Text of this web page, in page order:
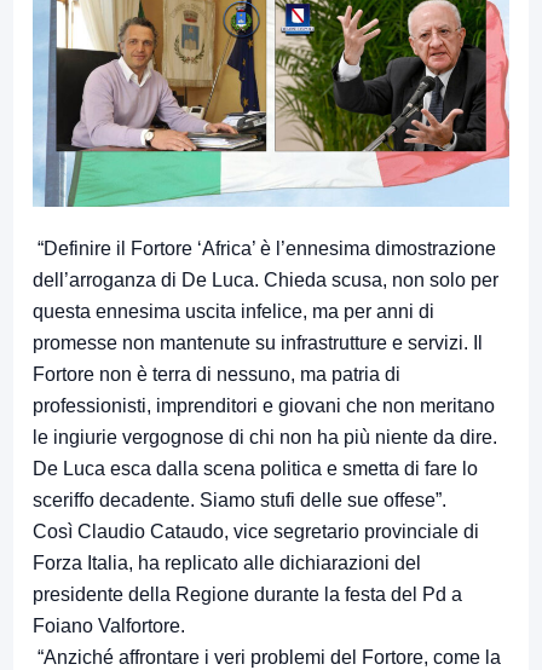
“Definire il Fortore ‘Africa’ è l’ennesima dimostrazione
dell’arroganza di De Luca. Chieda scusa, non solo per
questa ennesima uscita infelice, ma per anni di
promesse non mantenute su infrastrutture e servizi. Il
Fortore non è terra di nessuno, ma patria di
professionisti, imprenditori e giovani che non meritano
le ingiurie vergognose di chi non ha più niente da dire.
De Luca esca dalla scena politica e smetta di fare lo
sceriffo decadente. Siamo stufi delle sue offese”.
Così Claudio Cataudo, vice segretario provinciale di
Forza Italia, ha replicato alle dichiarazioni del
presidente della Regione durante la festa del Pd a
Foiano Valfortore.
“Anziché affrontare i veri problemi del Fortore, come la